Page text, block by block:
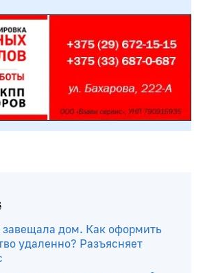
дом. Как оформить
удаленно? Разъясняет